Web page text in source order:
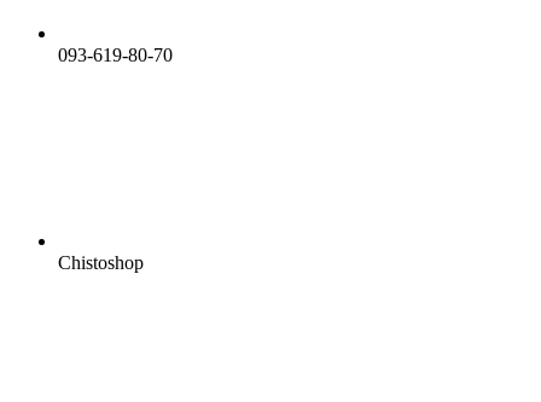
093-619-80-70
Chistoshop